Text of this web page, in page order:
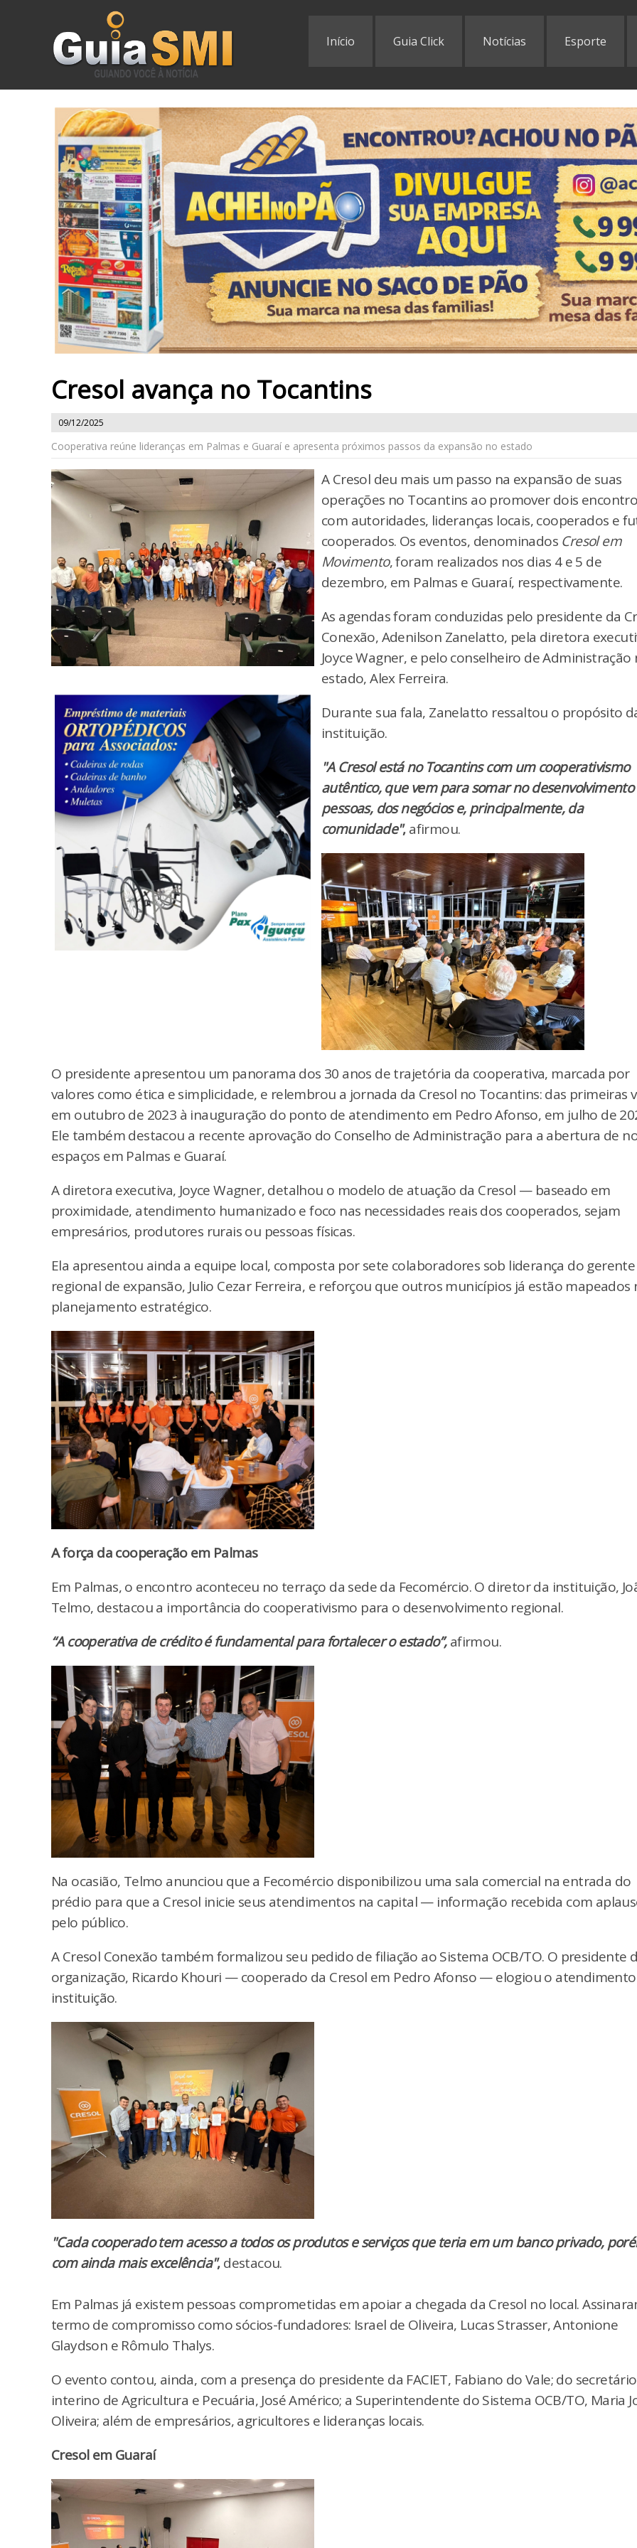
Início Guia Click Notícias Esporte
Cresol avança no Tocantins
09/12/2025
Cooperativa reúne lideranças em Palmas e Guaraí e apresenta próximos passos da expansão no estado
A Cresol deu mais um passo na expansão de suas
operações no Tocantins ao promover dois
com autoridades, lideranças locais, cooperados e
cooperados. Os eventos, denominados Cresol em
Movimento, foram realizados nos dias 4 e 5 de
dezembro, em Palmas e Guaraí, respectivamente.
As agendas foram conduzidas pelo presidente da
Conexão, Adenilson Zanelatto, pela diretora
Joyce Wagner, e pelo conselheiro de Administração
estado, Alex Ferreira.
Durante sua fala, Zanelatto ressaltou o propósito
instituição.
"A Cresol está no Tocantins com um cooperativismo
autêntico, que vem para somar no desenvolvimento
pessoas, dos negócios e, principalmente, da
comunidade",afirmou.
O presidente apresentou um panorama dos 30 anos de trajetória da cooperativa, marcada por
valores como ética e simplicidade, e relembrou a jornada da Cresol no Tocantins: das primeiras
em outubro de 2023 à inauguração do ponto de atendimento em Pedro Afonso, em julho de
Ele também destacou a recente aprovação do Conselho de Administração para a abertura de
espaços em Palmas e Guaraí.
A diretora executiva, Joyce Wagner, detalhou o modelo de atuação da Cresol — baseado em
proximidade, atendimento humanizado e foco nas necessidades reais dos cooperados, sejam
empresários, produtores rurais ou pessoas físicas.
Ela apresentou ainda a equipe local, composta por sete colaboradores sob liderança do gerente
regional de expansão, Julio Cezar Ferreira, e reforçou que outros municípios já estão mapeados
planejamento estratégico.
A força da cooperação em Palmas
Em Palmas, o encontro aconteceu no terraço da sede da Fecomércio. O diretor da instituição,
Telmo, destacou a importância do cooperativismo para o desenvolvimento regional.
“A cooperativa de crédito é fundamental para fortalecer o estado”,afirmou.
Na ocasião, Telmo anunciou que a Fecomércio disponibilizou uma sala comercial na entrada do
prédio para que a Cresol inicie seus atendimentos na capital — informação recebida com
pelo público.
A Cresol Conexão também formalizou seu pedido de filiação ao Sistema OCB/TO. O presidente
organização, Ricardo Khouri — cooperado da Cresol em Pedro Afonso — elogiou o
instituição.
"Cada cooperado tem acesso a todos os produtos e serviços que teria em um banco privado,
com ainda mais excelência",destacou.
Em Palmas já existem pessoas comprometidas em apoiar a chegada da Cresol no local.
termo de compromisso como sócios-fundadores: Israel de Oliveira, Lucas Strasser, Antonione
Glaydson e Rômulo Thalys.
O evento contou, ainda, com a presença do presidente da FACIET, Fabiano do Vale; do secretário
interino de Agricultura e Pecuária, José Américo; a Superintendente do Sistema OCB/TO, Maria
Oliveira; além de empresários, agricultores e lideranças locais.
Cresol em Guaraí